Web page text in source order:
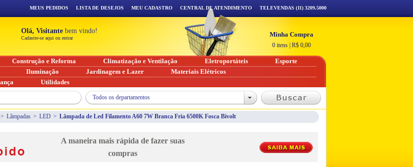
> Lâmpadas > LED > Lâmpada de Led Filamento A60 7W Branca Fria 6500K Fosca Bivolt
A maneira mais rápida de fazer suas
compras
MEUS PEDIDOS LISTA DE DESEJOS MEU CADASTRO CENTRAL DE ATENDIMENTO TELEVENDAS (11) 3209.5000
Olá, Visitante bem vindo!
Cadastre-se aqui ou entrar Minha Compra
0 itens R$ 0,00
Construção e Reforma Climatização e Ventilação Eletroportáteis
Esporte
Iluminação Jardinagem e Lazer
Materiais Elétricos
Utilidades
Todos os departamentos